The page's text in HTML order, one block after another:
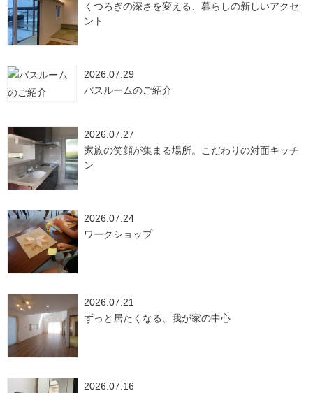
くつろぎの深さを変える、暮らしの新しいアクセ
ント
2026.07.29
バスルームのご紹介
2026.07.27
家族の笑顔が集まる場所。こだわりの対面キッチ
ン
2026.07.24
ワークショップ
2026.07.21
ずっと居たくなる、我が家の中心
2026.07.16